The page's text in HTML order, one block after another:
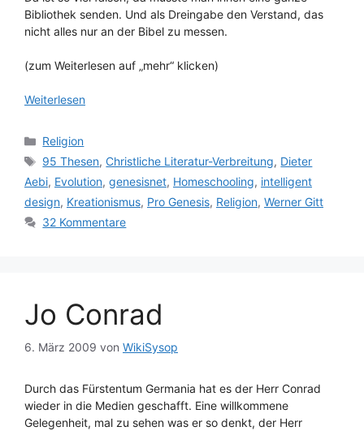
Bibliothek senden. Und als Dreingabe den Verstand, das
nicht alles nur an der Bibel zu messen.
(zum Weiterlesen auf „mehr“ klicken)
Weiterlesen
Kategorien
Religion
Schlagwörter
95 Thesen,Christliche Literatur-Verbreitung, Dieter
Aebi, Evolution, genesisnet, Homeschooling, intelligent
design, Kreationismus, Pro Genesis, Religion, Werner Gitt
32 Kommentare
Jo Conrad
6. März 2009 von WikiSysop
Durch das Fürstentum Germania hat es der Herr Conrad
wieder in die Medien geschafft. Eine willkommene
Gelegenheit, mal zu sehen was er so denkt, der Herr